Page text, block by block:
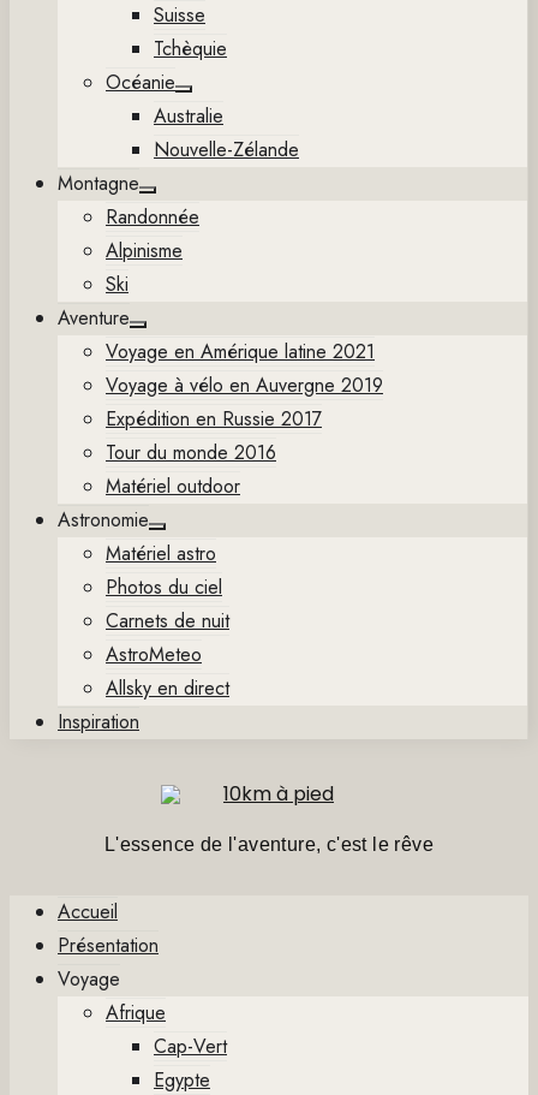
Suisse
Tchèquie
Océanie
Show
sub
menu
Australie
Nouvelle-Zélande
Montagne
Show
sub
menu
Randonnée
Alpinisme
Ski
Aventure
Show
sub
menu
Voyage en Amérique latine 2021
Voyage à vélo en Auvergne 2019
Expédition en Russie 2017
Tour du monde 2016
Matériel outdoor
Astronomie
Show
sub
menu
Matériel astro
Photos du ciel
Carnets de nuit
AstroMeteo
Allsky en direct
Inspiration
L'essence de l'aventure, c'est le rêve
Accueil
Présentation
Voyage
Afrique
Cap-Vert
Egypte